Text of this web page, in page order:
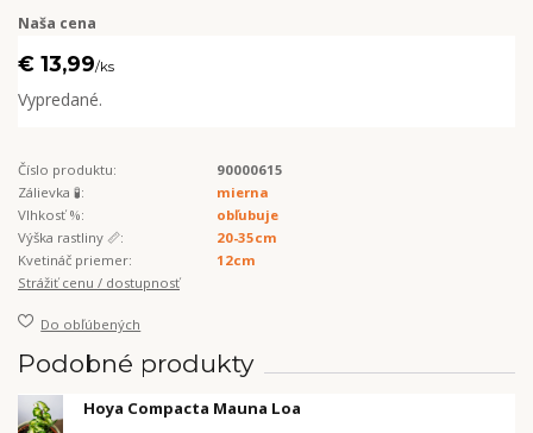
Naša cena
€ 13,99/ks
Vypredané.
Číslo produktu:
90000615
Zálievka 🧪:
mierna
Vlhkosť %:
obľubuje
Výška rastliny 📏:
20-35cm
Kvetináč priemer:
12cm
Strážiť cenu / dostupnosť
Do obľúbených
Podobné produkty
Hoya Compacta Mauna Loa